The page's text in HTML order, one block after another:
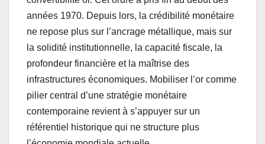
années 1970. Depuis lors, la crédibilité monétaire
ne repose plus sur l’ancrage métallique, mais sur
la solidité institutionnelle, la capacité fiscale, la
profondeur financière et la maîtrise des
infrastructures économiques. Mobiliser l’or comme
pilier central d’une stratégie monétaire
contemporaine revient à s’appuyer sur un
référentiel historique qui ne structure plus